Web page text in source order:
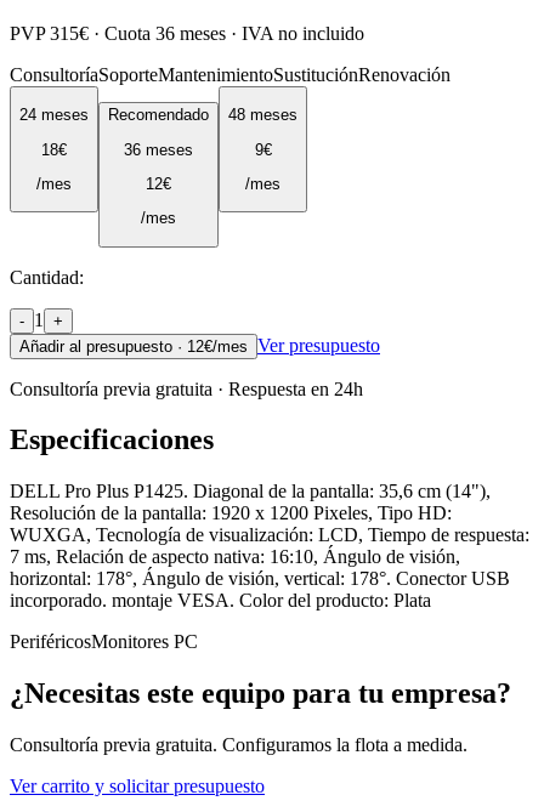
PVP315€ · Cuota 36 meses · IVA no incluido
ConsultoríaSoporteMantenimientoSustituciónRenovación
24 meses
18€
/mes
Recomendado
36 meses
12€
/mes
48 meses
9€
/mes
Cantidad:
- 1
+
Añadir al presupuesto · 12€/mes Ver presupuesto
Consultoría previa gratuita · Respuesta en 24h
Especificaciones
DELL Pro Plus P1425. Diagonal de la pantalla: 35,6 cm (14"),
Resolución de la pantalla: 1920 x 1200 Pixeles, Tipo HD:
WUXGA, Tecnología de visualización: LCD, Tiempo de respuesta:
7 ms, Relación de aspecto nativa: 16:10, Ángulo de visión,
horizontal: 178°, Ángulo de visión, vertical: 178°. Conector USB
incorporado. montaje VESA. Color del producto: Plata
PeriféricosMonitores PC
¿Necesitas este equipo para tu empresa?
Consultoría previa gratuita. Configuramos la flota a medida.
Ver carrito y solicitar presupuesto